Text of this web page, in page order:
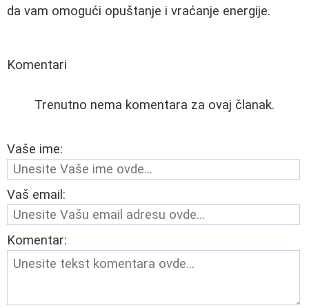
da vam omogući opuštanje i vraćanje energije.
Komentari
Trenutno nema komentara za ovaj članak.
Vaše ime:
Vaš email:
Komentar: